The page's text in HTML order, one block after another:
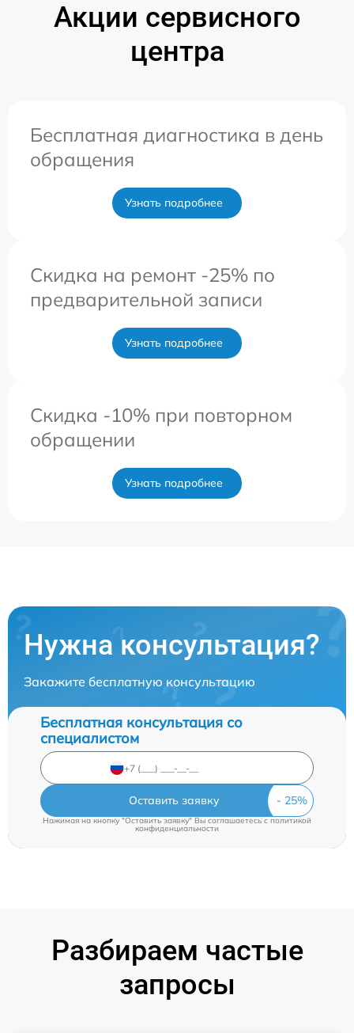
Акции сервисного
центра
Бесплатная диагностика в день
обращения
Узнать подробнее
Скидка на ремонт -25% по
предварительной записи
Узнать подробнее
Скидка -10% при повторном
обращении
Узнать подробнее
Нужна консультация?
Закажите бесплатную консультацию
Бесплатная консультация со
специалистом
Оставить заявку
Нажимая на кнопку "Оставить заявку" Вы соглашаетесь cполитикой
конфиденциальности
Разбираем частые
запросы